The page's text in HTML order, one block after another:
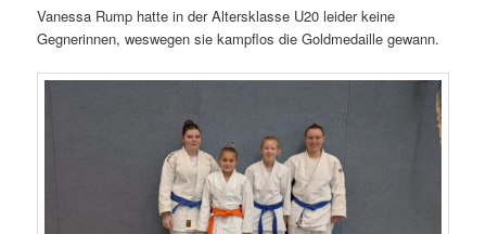
Vanessa Rump hatte in der Altersklasse U20 leider keine
Gegnerinnen, weswegen sie kampflos die Goldmedaille gewann.